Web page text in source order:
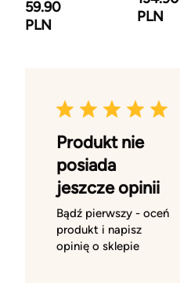
59.90
PLN
PLN
Produkt nie
posiada
jeszcze opinii
Bądź pierwszy - oceń
produkt i napisz
opinię o sklepie